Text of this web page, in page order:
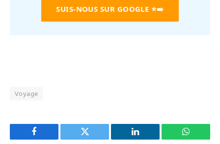
SUIS-NOUS SUR GOOGLE ⭐➡️
Voyage
Facebook Twitter LinkedIn